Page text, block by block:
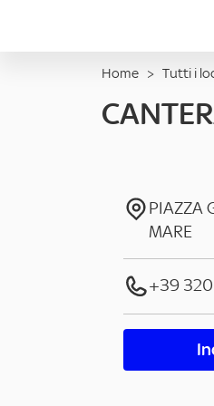
Home > Tutti i
PIAZZA
MARE
+39